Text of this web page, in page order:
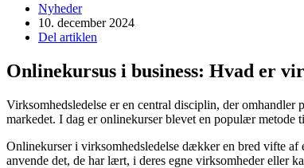
Nyheder
10. december 2024
Del artiklen
Onlinekursus i business: Hvad er
Virksomhedsledelse er en central disciplin, der omhandler
markedet. I dag er onlinekurser blevet en populær
Onlinekurser i virksomhedsledelse dækker en bred vifte
anvende det, de har lært, i deres egne virksomheder eller